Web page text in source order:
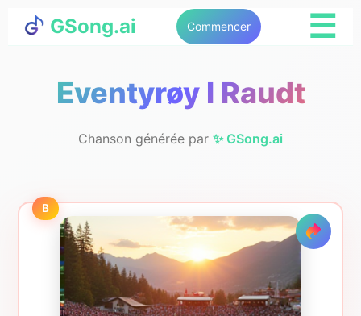
GSong.ai Commencer
☰
Eventyrøy I Raudt
Chanson générée par ✨ GSong.ai
B